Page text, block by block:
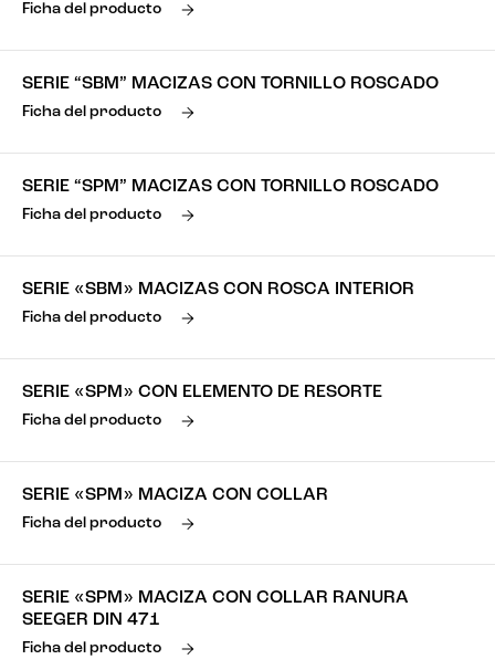
Ficha del producto
SERIE “SBM” MACIZAS CON TORNILLO ROSCADO
Ficha del producto
SERIE “SPM” MACIZAS CON TORNILLO ROSCADO
Ficha del producto
SERIE «SBM» MACIZAS CON ROSCA INTERIOR
Ficha del producto
SERIE «SPM» CON ELEMENTO DE RESORTE
Ficha del producto
SERIE «SPM» MACIZA CON COLLAR
Ficha del producto
SERIE «SPM» MACIZA CON COLLAR RANURA
SEEGER DIN 471
Ficha del producto